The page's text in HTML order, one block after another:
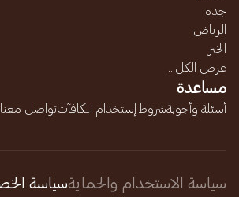
جده
الرياض
الخبر
عرض الكل...
مساعدة
أسئلة وأجوبةشروط إستخدام المكافآتتواصل معنا
سياسة الاستخدام والحمايةسياسة